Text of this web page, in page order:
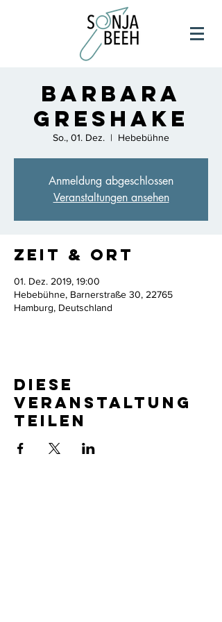
Barbara
Greshake
So., 01. Dez.
  |
Hebebühne
Anmeldung abgeschlossen
Veranstaltungen ansehen
Zeit & Ort
01. Dez. 2019, 19:00
Hebebühne, Barnerstraße 30, 22765
Hamburg, Deutschland
Diese
Veranstaltung
teilen